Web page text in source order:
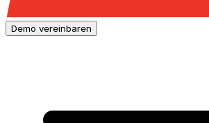
Demo vereinbaren